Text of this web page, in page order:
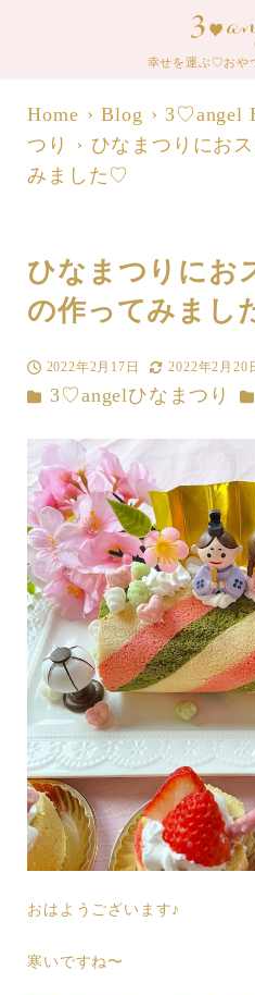
幸せを運ぶ♡おや
Home Blog 3♡angel
つり
ひなまつりにお
みました♡
ひなまつりにお
の作ってみまし
投稿日
2022年2月17日
更新日
2022年2月20
カテゴリー
3♡angelひなまつり
おはようございます♪
寒いですね〜